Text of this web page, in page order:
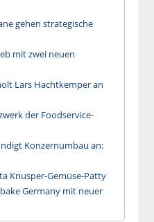
gehen strategische
mit zwei neuen
Lars Hachtkemper an
der Foodservice-
Konzernumbau an:
Knusper-Gemüse-Patty
Germany mit neuer